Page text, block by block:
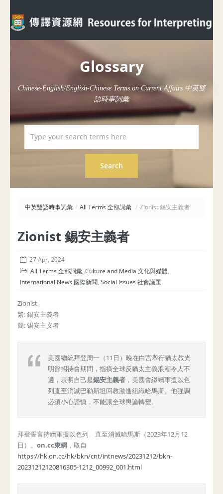
Glossary
Chinese-English/English-Chinese Terms on Current Affairs 中英雙
語時事詞彙
中英雙語時事詞彙 / All Terms 全部詞彙 / Zionist 錫安主義者
Zionist 錫安主義者
27 Apr, 2024
All Terms 全部詞彙, Culture and Media 文化與媒體,
International News 國際新聞, Social Issues 社會議題
Zionist
繁: 錫安主義者
簡: 锡安主义者
美國總統拜登周一（11日）晚在白宮舉行猶太教光
明節招待會期間，指摘全球反猶太主義浪潮令人不
適，表明自己是錫安主義者 ，美國會繼續軍援以色
列直至消滅巴勒斯坦回教激進組織哈馬斯。他強調
必須小心謹慎，不能讓全球輿論轉變。
拜登誓言持續軍援以色列 直至消滅哈馬斯（2023年12月12
日）。 on.cc東網 ，取自
https://hk.on.cc/hk/bkn/cnt/intnews/20231212/bkn-
20231212120816305-1212_00992_001.html